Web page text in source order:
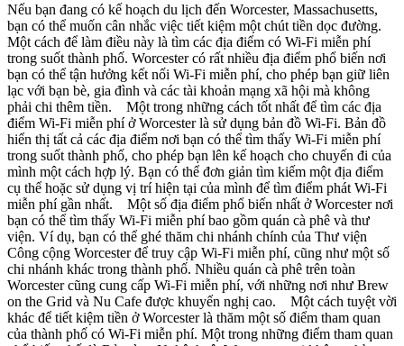
Nếu bạn đang có kế hoạch du lịch đến Worcester, Massachusetts,
bạn có thể muốn cân nhắc việc tiết kiệm một chút tiền dọc đường.
Một cách để làm điều này là tìm các địa điểm có Wi-Fi miễn phí
trong suốt thành phố. Worcester có rất nhiều địa điểm phổ biến nơi
bạn có thể tận hưởng kết nối Wi-Fi miễn phí, cho phép bạn giữ liên
lạc với bạn bè, gia đình và các tài khoản mạng xã hội mà không
phải chi thêm tiền. Một trong những cách tốt nhất để tìm các địa
điểm Wi-Fi miễn phí ở Worcester là sử dụng bản đồ Wi-Fi. Bản đồ
hiển thị tất cả các địa điểm nơi bạn có thể tìm thấy Wi-Fi miễn phí
trong suốt thành phố, cho phép bạn lên kế hoạch cho chuyến đi của
mình một cách hợp lý. Bạn có thể đơn giản tìm kiếm một địa điểm
cụ thể hoặc sử dụng vị trí hiện tại của mình để tìm điểm phát Wi-Fi
miễn phí gần nhất. Một số địa điểm phổ biến nhất ở Worcester nơi
bạn có thể tìm thấy Wi-Fi miễn phí bao gồm quán cà phê và thư
viện. Ví dụ, bạn có thể ghé thăm chi nhánh chính của Thư viện
Công cộng Worcester để truy cập Wi-Fi miễn phí, cũng như một số
chi nhánh khác trong thành phố. Nhiều quán cà phê trên toàn
Worcester cũng cung cấp Wi-Fi miễn phí, với những nơi như Brew
on the Grid và Nu Cafe được khuyến nghị cao. Một cách tuyệt vời
khác để tiết kiệm tiền ở Worcester là thăm một số điểm tham quan
của thành phố có Wi-Fi miễn phí. Một trong những điểm tham quan